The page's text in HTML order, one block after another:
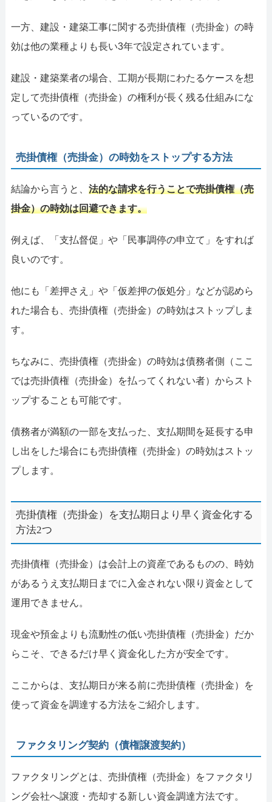
一方、建設・建築工事に関する売掛債権（売掛金）の時
効は他の業種よりも長い3年で設定されています。
建設・建築業者の場合、工期が長期にわたるケースを想
定して売掛債権（売掛金）の権利が長く残る仕組みにな
っているのです。
売掛債権（売掛金）の時効をストップする方法
結論から言うと、 法的な請求を行うことで売掛債権（売
掛金）の時効は回避できます。
例えば、「支払督促」や「民事調停の申立て」をすれば
良いのです。
他にも「差押さえ」や「仮差押の仮処分」などが認めら
れた場合も、売掛債権（売掛金）の時効はストップしま
す。
ちなみに、売掛債権（売掛金）の時効は債務者側（ここ
では売掛債権（売掛金）を払ってくれない者）からスト
ップすることも可能です。
債務者が満額の一部を支払った、支払期間を延長する申
し出をした場合にも売掛債権（売掛金）の時効はストッ
プします。
売掛債権（売掛金）を支払期日より早く資金化する
方法2つ
売掛債権（売掛金）は会計上の資産であるものの、時効
があるうえ支払期日までに入金されない限り資金として
運用できません。
現金や預金よりも流動性の低い売掛債権（売掛金）だか
らこそ、できるだけ早く資金化した方が安全です。
ここからは、支払期日が来る前に売掛債権（売掛金）を
使って資金を調達する方法をご紹介します。
ファクタリング契約（債権譲渡契約）
ファクタリングとは、売掛債権（売掛金）をファクタリ
ング会社へ譲渡・売却する新しい資金調達方法です。